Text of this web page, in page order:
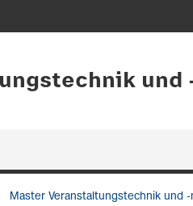
und
Master Veranstaltungstechnik und